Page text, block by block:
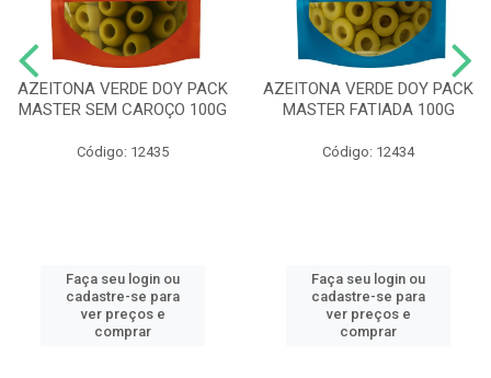
AZEITONA VERDE DOY PACK
MASTER SEM CAROÇO 100G
Código: 12435
Faça seu login ou
cadastre-se para
ver preços e
comprar
AZEITONA VERDE DOY PACK
MASTER FATIADA 100G
Código: 12434
Faça seu login ou
cadastre-se para
ver preços e
comprar